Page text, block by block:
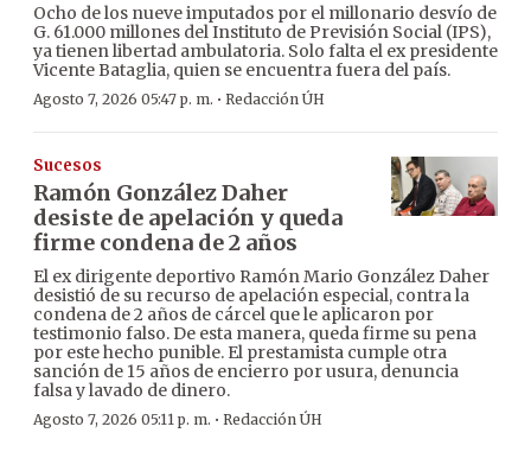
Ocho de los nueve imputados por el millonario desvío de
G. 61.000 millones del Instituto de Previsión Social (IPS),
ya tienen libertad ambulatoria. Solo falta el ex presidente
Vicente Bataglia, quien se encuentra fuera del país.
Agosto 7, 2026 05:47 p. m. · Redacción ÚH
Sucesos
Ramón González Daher
desiste de apelación y queda
firme condena de 2 años
El ex dirigente deportivo Ramón Mario González Daher
desistió de su recurso de apelación especial, contra la
condena de 2 años de cárcel que le aplicaron por
testimonio falso. De esta manera, queda firme su pena
por este hecho punible. El prestamista cumple otra
sanción de 15 años de encierro por usura, denuncia
falsa y lavado de dinero.
Agosto 7, 2026 05:11 p. m. · Redacción ÚH